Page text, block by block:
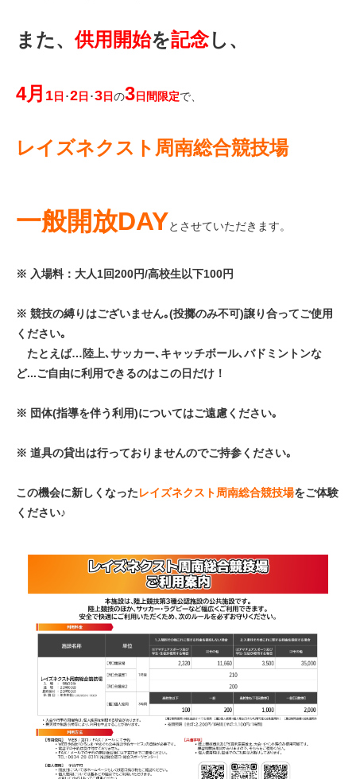
また、供用開始を記念し、
4月 1日 ･2日 ･3日の3日間限定で、
レイズネクスト周南総合競技場
一般開放DAYとさせていただきます。
※ 入場料：大人1回200円/高校生以下100円
※ 競技の縛りはございません｡(投擲のみ不可)譲り合ってご使用
ください｡
たとえば…陸上､サッカー､キャッチボール､バドミントンな
ど...ご自由に利用できるのはこの日だけ！
※ 団体(指導を伴う利用)についてはご遠慮ください｡
※ 道具の貸出は行っておりませんのでご持参ください｡
この機会に新しくなったレイズネクスト周南総合競技場をご体験
ください♪